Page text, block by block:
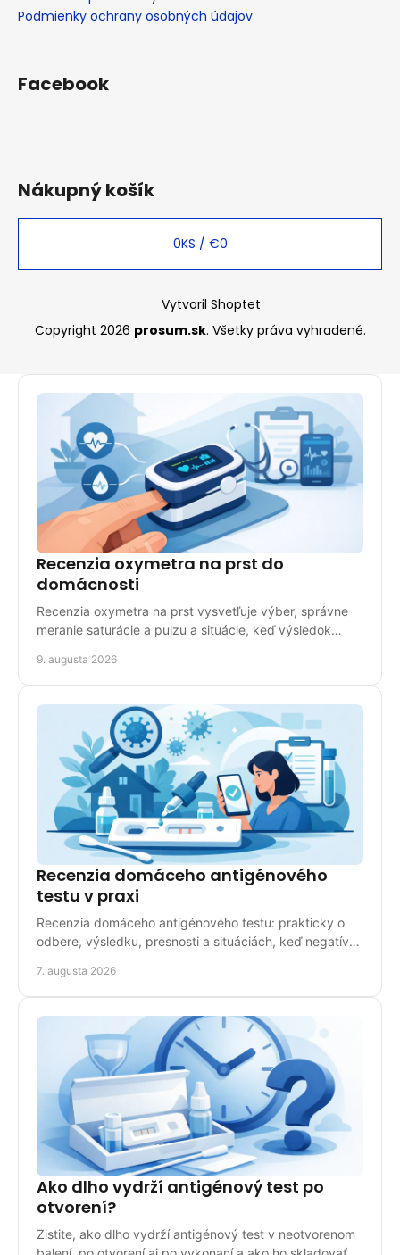
Podmienky ochrany osobných údajov
Facebook
Nákupný košík
0KS / €0
Vytvoril Shoptet
Copyright 2026 prosum.sk. Všetky práva vyhradené.
Recenzia oxymetra na prst do
domácnosti
Recenzia oxymetra na prst vysvetľuje výber, správne
meranie saturácie a pulzu a situácie, keď výsledok
9. augusta 2026
Recenzia domáceho antigénového
testu v praxi
Recenzia domáceho antigénového testu: prakticky o
odbere, výsledku, presnosti a situáciách, keď negatívny
7. augusta 2026
Ako dlho vydrží antigénový test po
otvorení?
Zistite, ako dlho vydrží antigénový test v neotvorenom